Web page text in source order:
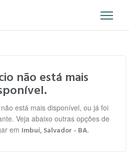
não está mais
está mais disponível, ou já foi
Veja abaixo outras opções de
em Imbuí, Salvador - BA.